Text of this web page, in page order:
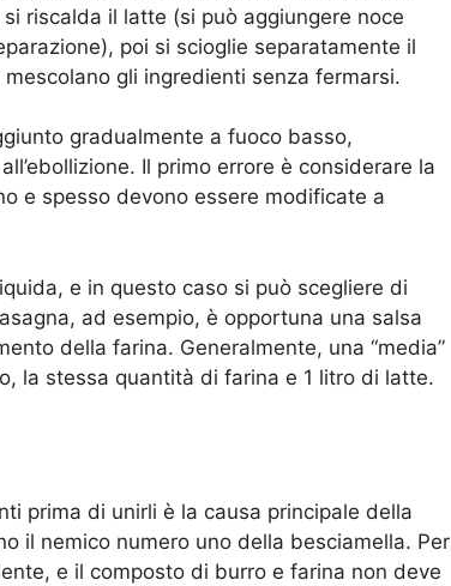
riscalda il latte (si può aggiungere noce
poi si scioglie separatamente il
gli ingredienti senza fermarsi.
gradualmente a fuoco basso,
Il primo errore è considerare la
e spesso devono essere modificate a
e in questo caso si può scegliere di
ad esempio, è opportuna una salsa
della farina. Generalmente, una “media”
la stessa quantità di farina e 1 litro di latte.
prima di unirli è la causa principale della
il nemico numero uno della besciamella. Per
e il composto di burro e farina non deve